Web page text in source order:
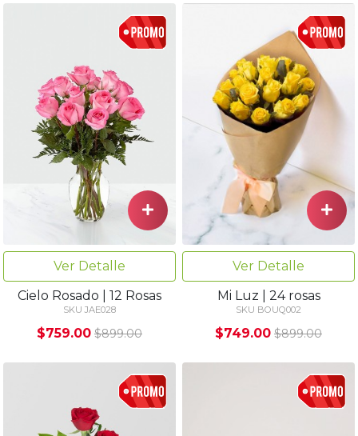
Ver Detalle
Cielo Rosado | 12 Rosas
SKU JAE028
$759.00 $899.00
Ver Detalle
Mi Luz | 24 rosas
SKU BOUQ002
$749.00 $899.00